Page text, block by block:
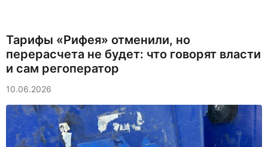
Тарифы «Рифея» отменили, но
перерасчета не будет: что говорят власти
и сам регоператор
10.06.2026